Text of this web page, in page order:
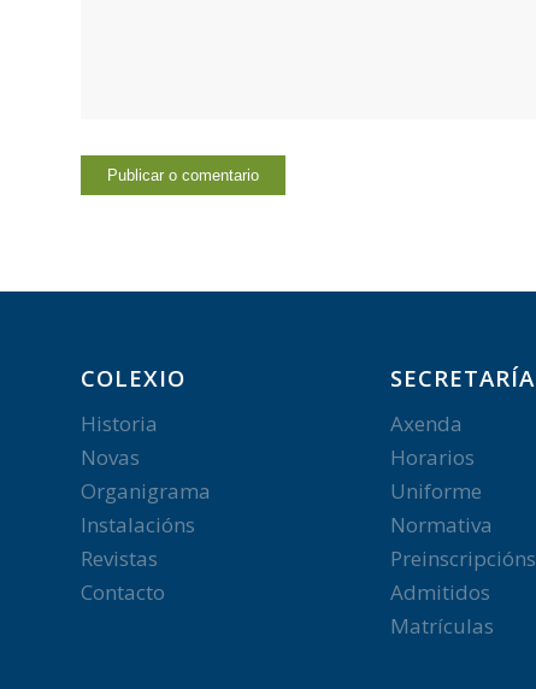
COLEXIO
Historia
Novas
Organigrama
Instalacións
Revistas
Contacto
SECRETARÍA
Axenda
Horarios
Uniforme
Normativa
Preinscripcións
Admitidos
Matrículas